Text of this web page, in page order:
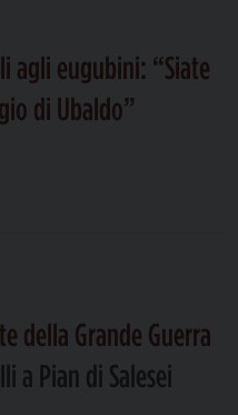
agli eugubini: “Siate
di Ubaldo”
della Grande Guerra
a Pian di Salesei